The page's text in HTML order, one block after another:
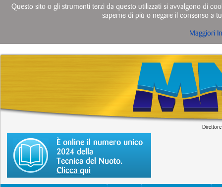
È online il numero unico
2024 della
Tecnica del Nuoto.
Clicca qui
Questo sito o gli strumenti terzi da questo utilizzati si avvalgono di
saperne di più o negare il consenso a
Maggiori